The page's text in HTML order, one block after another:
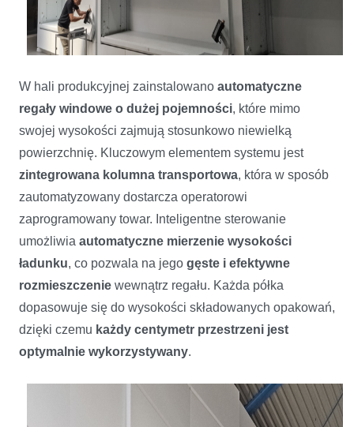
W hali produkcyjnej zainstalowano automatyczne
regały windowe o dużej pojemności, które mimo
swojej wysokości zajmują stosunkowo niewielką
powierzchnię. Kluczowym elementem systemu jest
zintegrowana kolumna transportowa, która w sposób
zautomatyzowany dostarcza operatorowi
zaprogramowany towar. Inteligentne sterowanie
umożliwia automatyczne mierzenie wysokości
ładunku, co pozwala na jego gęste i efektywne
rozmieszczenie wewnątrz regału. Każda półka
dopasowuje się do wysokości składowanych opakowań,
dzięki czemu każdy centymetr przestrzeni jest
optymalnie wykorzystywany.